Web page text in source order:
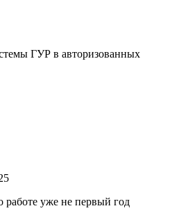
ГУР в авторизованных
уже не первый год